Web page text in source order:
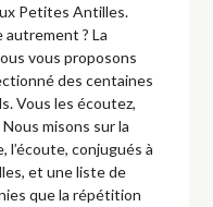
Petites Antilles.
? La
vous proposons
des centaines
Vous les écoutez,
misons sur la
conjugués à
et une liste de
que la répétition